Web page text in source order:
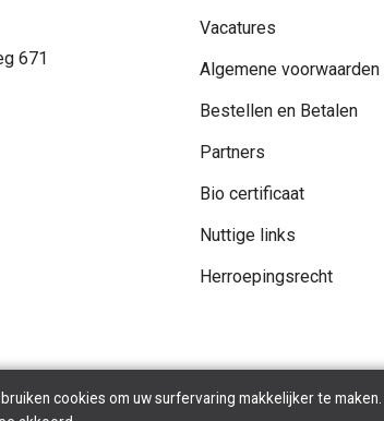
671
Vacatures
Algemene voorwaarden
Bestellen en Betalen
Partners
Bio certificaat
Nuttige links
Herroepingsrecht
cookies om uw surfervaring makkelijker te